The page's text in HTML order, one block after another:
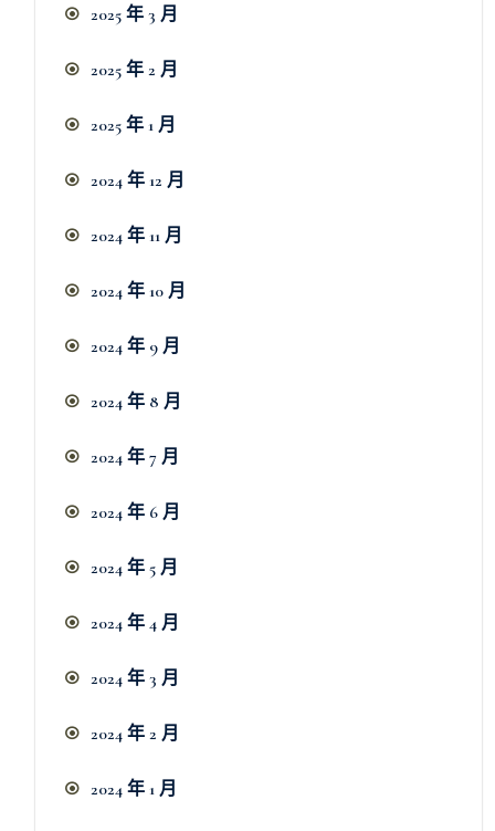
2025 年 3 月
2025 年 2 月
2025 年 1 月
2024 年 12 月
2024 年 11 月
2024 年 10 月
2024 年 9 月
2024 年 8 月
2024 年 7 月
2024 年 6 月
2024 年 5 月
2024 年 4 月
2024 年 3 月
2024 年 2 月
2024 年 1 月